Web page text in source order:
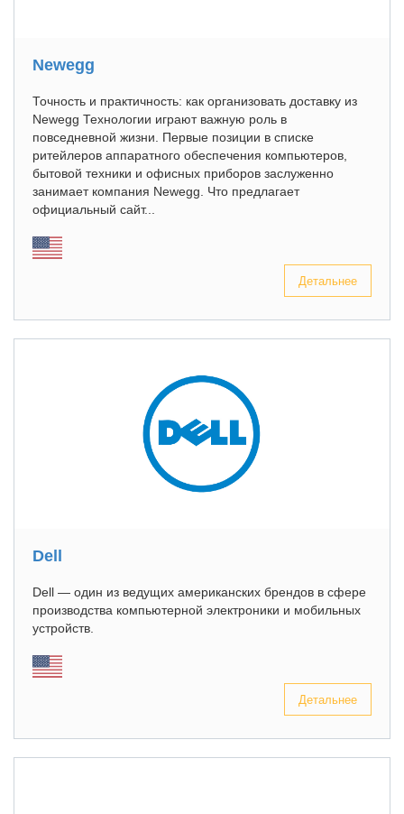
Newegg
Точность и практичность: как организовать доставку из
Newegg Технологии играют важную роль в
повседневной жизни. Первые позиции в списке
ритейлеров аппаратного обеспечения компьютеров,
бытовой техники и офисных приборов заслуженно
занимает компания Newegg. Что предлагает
официальный сайт...
Детальнее
Dell
Dell — один из ведущих американских брендов в сфере
производства компьютерной электроники и мобильных
устройств.
Детальнее